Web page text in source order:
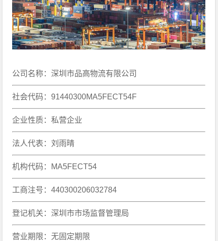
公司名称：深圳市品高物流有限公司
社会代码：91440300MA5FECT54F
企业性质：私营企业
法人代表：刘雨晴
机构代码：MA5FECT54
工商注号：440300206032784
登记机关：深圳市市场监督管理局
营业期限：无固定期限